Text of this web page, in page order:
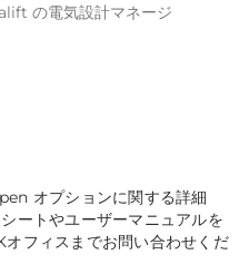
の電気設計マネージ
オプションに関する詳細
ートやユーザーマニュアルを
フィスまでお問い合わせくだ